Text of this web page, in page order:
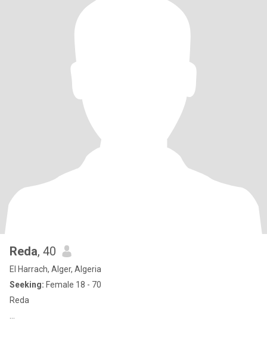
Reda, 40
El Harrach, Alger, Algeria
Seeking: Female 18 - 70
Reda